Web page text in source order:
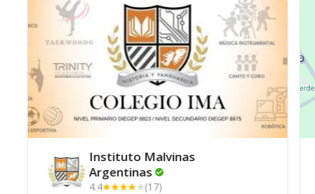
Instituto Malvinas
Argentinas
4.4
(17)